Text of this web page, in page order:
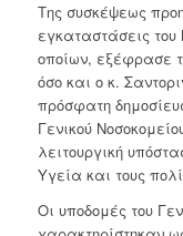
Της συσκέψεως
εγκαταστάσεις
οποίων, εξέφρασε
όσο και ο κ.
πρόσφατη
Γενικού
λειτουργική
Υγεία και τους
Οι υποδομές του